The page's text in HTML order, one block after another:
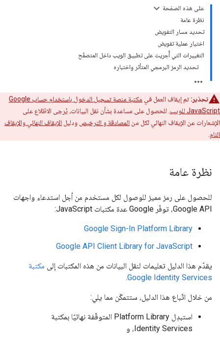
على هذه الصفحة
نظرة عامة
تحديد مسار التفويض
اختيار عملية تفويض
التغييرات التي أُجريت على تطبيق الويب داخل المتصفّح
تحديد الرمز البرمجي المتأثر واختباره
تحذير: تم إيقاف العمل في
مكتبة منصة تسجيل الدخول باستخدام حساب Google
JavaScript للويب
. للحصول على مساعدة بشأن نقل البيانات، يُرجى الاطّلاع على
الإشعارات عن الإيقاف النهائي لكل من المصادقة و الترخيص ودليل الإيقاف النهائي والإيقاف
التام
نظرة عامة
للحصول على رمز مميز للوصول لكل مستخدم من أجل استدعاء واجهات
Google API، توفّر Google عدة مكتبات JavaScript:
Google Sign-In Platform Library
Google API Client Library for JavaScript
يقدّم هذا الدليل تعليمات لنقل البيانات من هذه المكتبات إلى مكتبة
Google Identity Services
.
من خلال اتّباع هذا الدليل، ستتمكّن مما يلي:
استبدِل Platform Library المتوقّفة نهائيًا بمكتبة
Identity Services، و